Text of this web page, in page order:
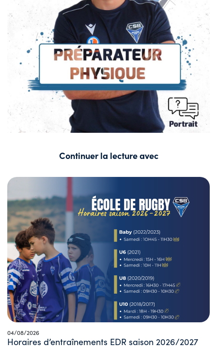
Continuer la lecture avec
04/08/2026
Horaires d’entraînements EDR saison 2026/2027